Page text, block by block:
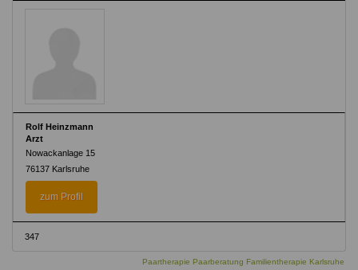
Rolf Heinzmann
Arzt
Nowackanlage 15
76137 Karlsruhe
zum Profil
347
Paartherapie Paarberatung Familientherapie Karlsruhe